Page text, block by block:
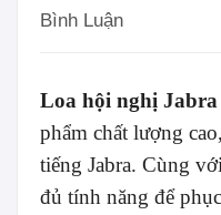
Bình Luận
Loa hội nghị Jabra
phẩm chất lượng
tiếng Jabra. Cùng
đủ tính năng để